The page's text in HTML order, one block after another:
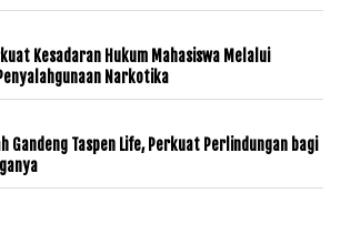
Kesadaran Hukum Mahasiswa Melalui
Narkotika
Gandeng Taspen Life, Perkuat Perlindungan bagi